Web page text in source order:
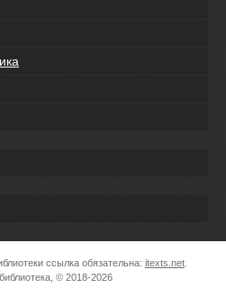
ссылка обязательна: itexts.net
© 2018-2026